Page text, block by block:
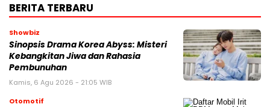
BERITA TERBARU
Showbiz
Sinopsis Drama Korea Abyss: Misteri
Kebangkitan Jiwa dan Rahasia
Pembunuhan
Kamis, 6 Agu 2026 - 21:05 WIB
Otomotif